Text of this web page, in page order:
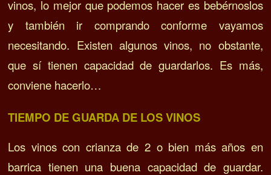
vinos, lo mejor que podemos hacer es bebérnoslos
y también ir comprando conforme vayamos
necesitando. Existen algunos vinos, no obstante,
que sí tienen capacidad de guardarlos. Es más,
conviene hacerlo…
TIEMPO DE GUARDA DE LOS VINOS
Los vinos con crianza de 2 o bien más años en
barrica tienen una buena capacidad de guardar.